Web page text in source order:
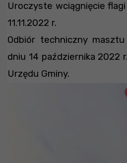
Uroczyste wciągnięcie
11.11.2022 r.
Odbiór techniczny
dniu 14 października 2022
Urzędu Gminy.